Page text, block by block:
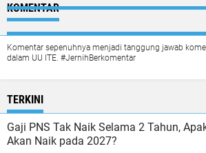
KOMENTAR
Komentar sepenuhnya menjadi tanggung jawab
dalam UU ITE. #JernihBerkomentar
TERKINI
Gaji PNS Tak Naik Selama 2 Tahun,
Akan Naik pada 2027?